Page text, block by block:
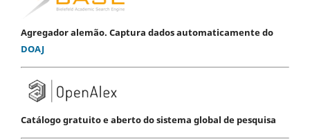
Agregador alemão. Captura dados automaticamente do
DOAJ
Catálogo gratuito e aberto do sistema global de pesquisa